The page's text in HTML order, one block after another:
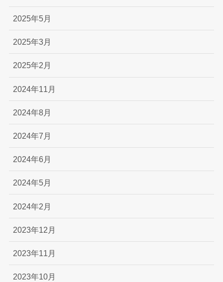
2025年5月
2025年3月
2025年2月
2024年11月
2024年8月
2024年7月
2024年6月
2024年5月
2024年2月
2023年12月
2023年11月
2023年10月